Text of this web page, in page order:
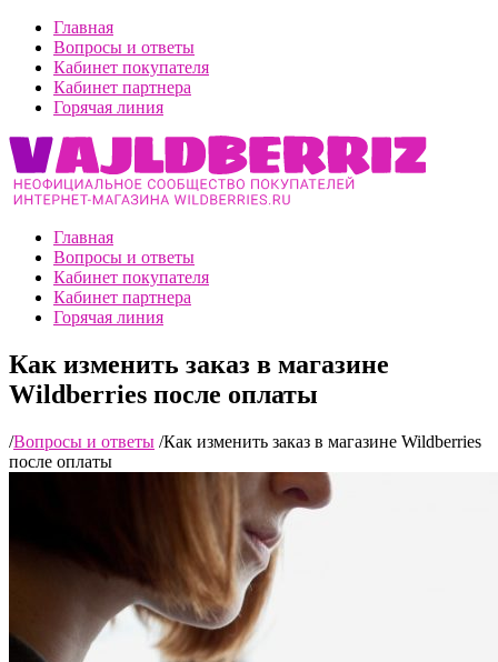
Главная
Вопросы и ответы
Кабинет покупателя
Кабинет партнера
Горячая линия
Главная
Вопросы и ответы
Кабинет покупателя
Кабинет партнера
Горячая линия
Как изменить заказ в магазине
Wildberries после оплаты
/Вопросы и ответы /Как изменить заказ в магазине Wildberries
после оплаты